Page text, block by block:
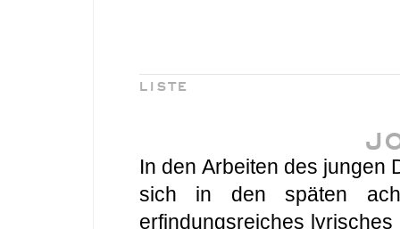
LISTE
In den Arbeiten des jungen
sich in den späten
erfindungsreiches